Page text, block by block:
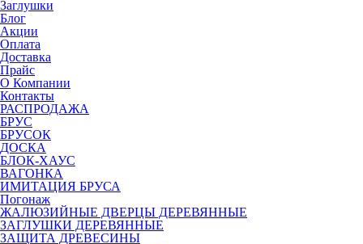
Заглушки
Блог
Акции
Оплата
Доставка
Прайс
О Компании
Контакты
РАСПРОДАЖА
БРУС
БРУСОК
ДОСКА
БЛОК-ХАУС
ВАГОНКА
ИМИТАЦИЯ БРУСА
Погонаж
ЖАЛЮЗИЙНЫЕ ДВЕРЦЫ ДЕРЕВЯННЫЕ
ЗАГЛУШКИ ДЕРЕВЯННЫЕ
ЗАЩИТА ДРЕВЕСИНЫ